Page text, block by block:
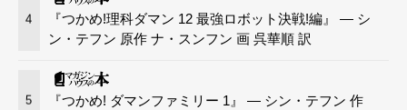
4
『つかめ!理科ダマン 12 最強ロボット決戦!編』 — シ
ン・テフン 原作 ナ・スンフン 画 呉華順 訳
5
『つかめ! ダマンファミリー 1』 — シン・テフン 作